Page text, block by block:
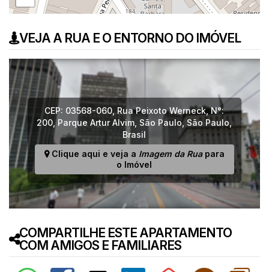
VEJA A RUA E O ENTORNO DO IMÓVEL
CEP: 03568-060 ,Rua Peixoto Werneck,N°:
200 ,Parque Artur Alvim São Paulo, São Paulo
Brasil
Clique aqui e veja a Imagem da Ruapara
o Imóvel
COMPARTILHE ESTE APARTAMENTO
COM AMIGOS E FAMILIARES